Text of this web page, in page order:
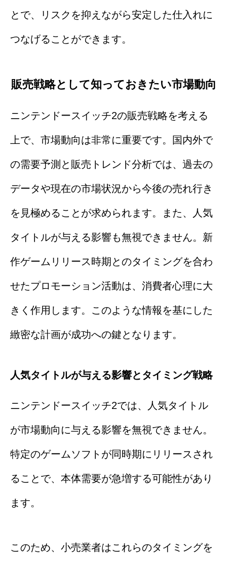
とで、リスクを抑えながら安定した仕入れに
つなげることができます。
販売戦略として知っておきたい市場動向
ニンテンドースイッチ2の販売戦略を考える
上で、市場動向は非常に重要です。国内外で
の需要予測と販売トレンド分析では、過去の
データや現在の市場状況から今後の売れ行き
を見極めることが求められます。また、人気
タイトルが与える影響も無視できません。新
作ゲームリリース時期とのタイミングを合わ
せたプロモーション活動は、消費者心理に大
きく作用します。このような情報を基にした
緻密な計画が成功への鍵となります。
人気タイトルが与える影響とタイミング戦略
ニンテンドースイッチ2では、人気タイトル
が市場動向に与える影響を無視できません。
特定のゲームソフトが同時期にリリースされ
ることで、本体需要が急増する可能性があり
ます。
このため、小売業者はこれらのタイミングを